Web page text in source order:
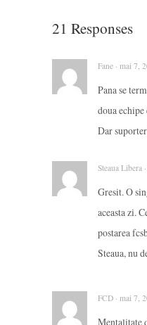
21 Responses
Fane · mai 7,
Pana se
doua echipe
Dar
Steaua Libera
Gresit. O
aceasta zi.
postarea
Steaua, nu
FCD · mai 7,
Mentalitate